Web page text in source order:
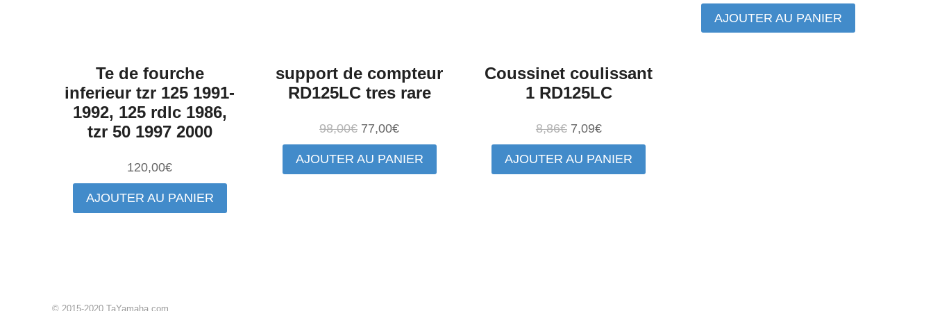
Te de fourche
inferieur tzr 125 1991-
1992, 125 rdlc 1986,
tzr 50 1997 2000
120,00€
AJOUTER AU PANIER
support de compteur
RD125LC tres rare
98,00€ Le
prix
initial
77,00€Le
prix
actuel
AJOUTER AU PANIER
Coussinet coulissant
1 RD125LC
8,86€ Le
prix
initial
7,09€Le
prix
actuel
AJOUTER AU PANIER
prix
initial
prix
actuel
AJOUTER AU PANIER
© 2015-2020 TaYamaha.com